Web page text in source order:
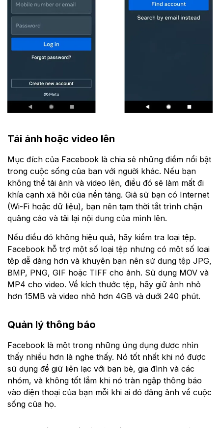
Tải ảnh hoặc video lên
Mục đích của Facebook là chia sẻ những điểm nổi bật
trong cuộc sống của bạn với người khác. Nếu bạn
không thể tải ảnh và video lên, điều đó sẽ làm mất đi
khía cạnh xã hội của nền tảng. Giả sử bạn có Internet
(Wi-Fi hoặc dữ liệu), bạn nên tạm thời tắt trình chặn
quảng cáo và tải lại nội dung của mình lên.
Nếu điều đó không hiệu quả, hãy kiểm tra loại tệp.
Facebook hỗ trợ một số loại tệp nhưng có một số loại
tệp dễ dàng hơn và khuyên bạn nên sử dụng tệp JPG,
BMP, PNG, GIF hoặc TIFF cho ảnh. Sử dụng MOV và
MP4 cho video. Về kích thước tệp, hãy giữ ảnh nhỏ
hơn 15MB và video nhỏ hơn 4GB và dưới 240 phút.
Quản lý thông báo
Facebook là một trong những ứng dụng được nhìn
thấy nhiều hơn là nghe thấy. Nó tốt nhất khi nó được
sử dụng để giữ liên lạc với bạn bè, gia đình và các
nhóm, và không tốt lắm khi nó tràn ngập thông báo
vào điện thoại của bạn mỗi khi ai đó đăng ảnh về cuộc
sống của họ.